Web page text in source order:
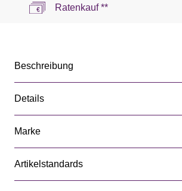
Ratenkauf **
Beschreibung
Details
Marke
Artikelstandards